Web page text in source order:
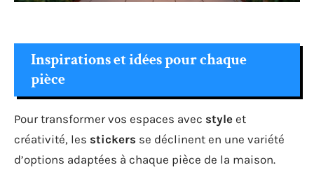
Inspirations et idées pour chaque
pièce
Pour transformer vos espaces avec style et
créativité, les stickers se déclinent en une variété
d’options adaptées à chaque pièce de la maison.